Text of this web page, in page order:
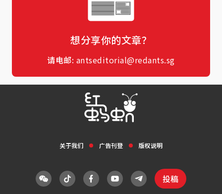
想分享你的文章？
请电邮: antseditorial@redants.sg
关于我们 广告刊登 版权说明
投稿